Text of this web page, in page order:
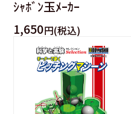
ｼｬﾎﾞﾝ玉ﾒｰｶｰ
1,650円(税込)